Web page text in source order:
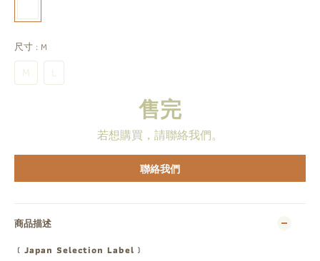
尺寸 : M
M L
售完
若想購買，請聯絡我們。
聯絡我們
商品描述
﹝Japan Selection Label﹞